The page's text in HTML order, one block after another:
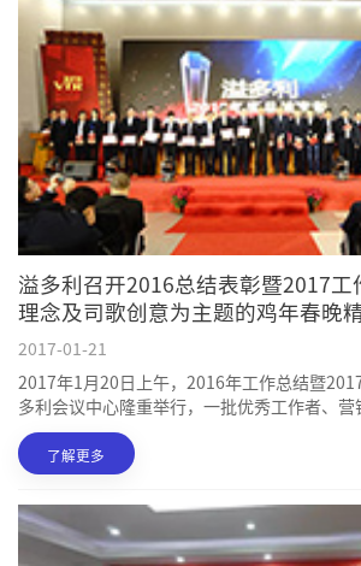
溢多利召开2016总结表彰暨2017工作
理念及司歌创意为主题的鸡年春晚
2017-01-21
2017年1月20日上午，2016年工作总结暨
多利会议中心隆重举行，一批优秀工作者、
表彰；当晚，以溢多利集团核心理念及司歌创
精彩上演！
了解更多